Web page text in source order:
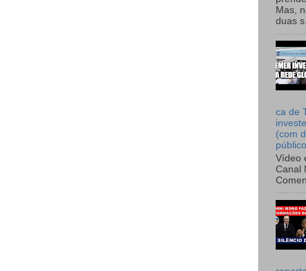
Mas,
duas
ca de
(com
Vídeo
Canal